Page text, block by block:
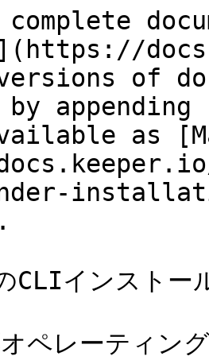
versions of
as
インストー
ペレーティン